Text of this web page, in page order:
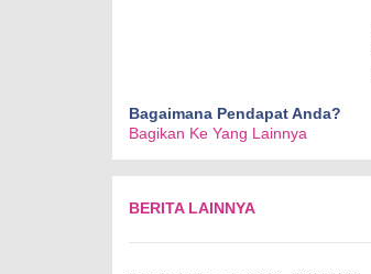
Bagaimana Pendapat Anda?
Bagikan Ke Yang Lainnya
BERITA LAINNYA